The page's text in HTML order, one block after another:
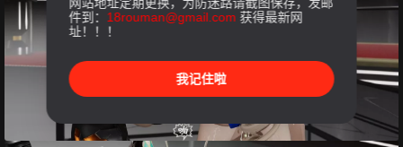
件到： 18rouman@gmail.com 获得最新网
址！！！
我记住啦